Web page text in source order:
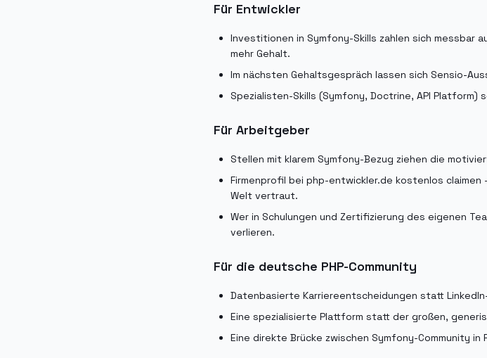
Für Entwickler
Investitionen in Symfony-Skills zahlen sich messbar
mehr Gehalt.
Im nächsten Gehaltsgespräch lassen sich Sensio-
Spezialisten-Skills (Symfony, Doctrine, API Platform)
Für Arbeitgeber
Stellen mit klarem Symfony-Bezug ziehen die
Firmenprofil bei php-entwickler.de kostenlos
Welt vertraut.
Wer in Schulungen und Zertifizierung des eigenen
verlieren.
Für die deutsche PHP-Community
Datenbasierte Karriereentscheidungen statt
Eine spezialisierte Plattform statt der großen,
Eine direkte Brücke zwischen Symfony-Community in